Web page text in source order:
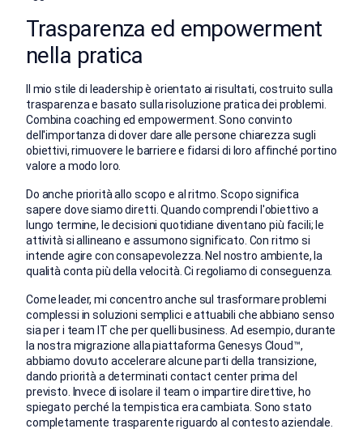
Trasparenza ed empowerment
nella pratica
Il mio stile di leadership è orientato ai risultati, costruito sulla
trasparenza e basato sulla risoluzione pratica dei problemi.
Combina coaching ed empowerment. Sono convinto
dell'importanza di dover dare alle persone chiarezza sugli
obiettivi, rimuovere le barriere e fidarsi di loro affinché portino
valore a modo loro.
Do anche priorità allo scopo e al ritmo. Scopo significa
sapere dove siamo diretti. Quando comprendi l'obiettivo a
lungo termine, le decisioni quotidiane diventano più facili; le
attività si allineano e assumono significato. Con ritmo si
intende agire con consapevolezza. Nel nostro ambiente, la
qualità conta più della velocità. Ci regoliamo di conseguenza.
Come leader, mi concentro anche sul trasformare problemi
complessi in soluzioni semplici e attuabili che abbiano senso
sia per i team IT che per quelli business. Ad esempio,durante
la nostra migrazione alla piattaforma Genesys Cloud™,
abbiamo dovuto accelerare alcune parti della transizione,
dando priorità a determinati contact center prima del
previsto. Invece di isolare il team o impartire direttive, ho
spiegato perché la tempistica era cambiata. Sono stato
completamente trasparente riguardo al contesto aziendale.